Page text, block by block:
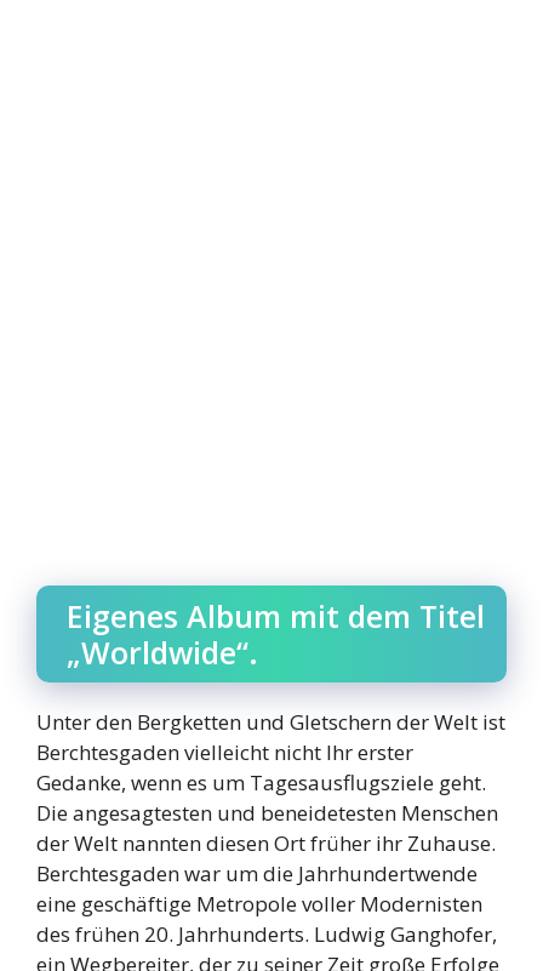
Eigenes Album mit dem Titel
„Worldwide“.
Unter den Bergketten und Gletschern der Welt ist
Berchtesgaden vielleicht nicht Ihr erster
Gedanke, wenn es um Tagesausflugsziele geht.
Die angesagtesten und beneidetesten Menschen
der Welt nannten diesen Ort früher ihr Zuhause.
Berchtesgaden war um die Jahrhundertwende
eine geschäftige Metropole voller Modernisten
des frühen 20. Jahrhunderts. Ludwig Ganghofer,
ein Wegbereiter, der zu seiner Zeit große Erfolge